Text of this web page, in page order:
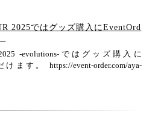
2025ではグッズ購入にEventOrd
2025 -evolutions-ではグッズ購入に
ます。 https://event-order.com/aya-